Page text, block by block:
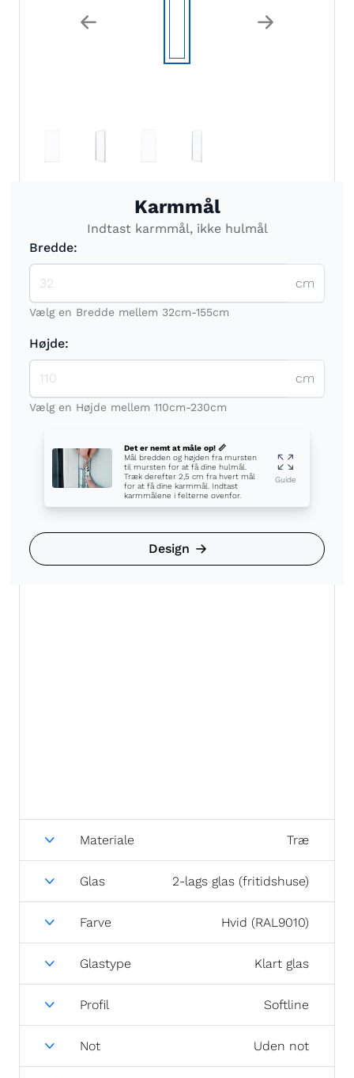
Previous Next
Karmmål
Indtast karmmål, ikke hulmål
Bredde:
cm
Vælg en Bredde mellem 32cm-155cm
Højde:
cm
Vælg en Højde mellem 110cm-230cm
Det er nemt at måle op! 📏
Mål bredden og højden fra mursten
til mursten for at få dine hulmål.
Træk derefter 2,5 cm fra hvert mål
for at få dine karmmål. Indtast
karmmålene i felterne ovenfor.
Guide
Design
Materiale Træ
Glas 2-lags glas (fritidshuse)
Farve Hvid (RAL9010)
Glastype Klart glas
Profil Softline
Not Uden not